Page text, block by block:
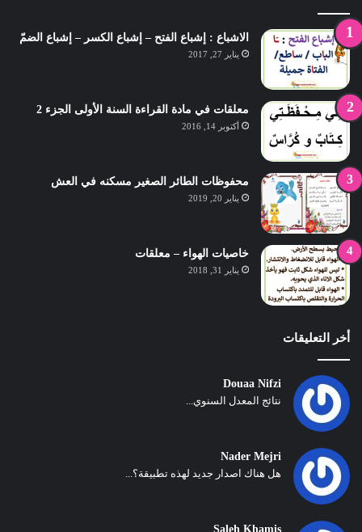
الاشباع : إشباع الفتح – إشباع الكسر – إشباع الضمّ
يناير 27, 2017
معلقات في مادة القراءة السنة الأولى الجزء 2
أكتوبر 14, 2016
محفوظات الطائر الصغير مسكنه في العش
يناير 20, 2019
خاصيات الهواء – معلقات
يناير 31, 2018
أخر التعليقات
Douaa Nifzi
نتائج المعدل السنوي...
Nader Mejri
هل هناك اصدار جديد لهذه تطبيقة؟...
Saleh Khamis